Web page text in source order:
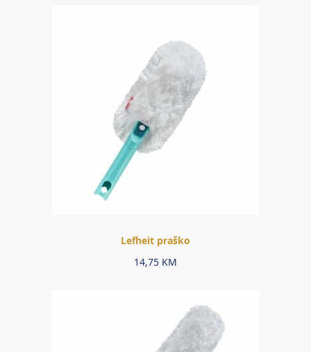
Lefheit praško
14,75 KM